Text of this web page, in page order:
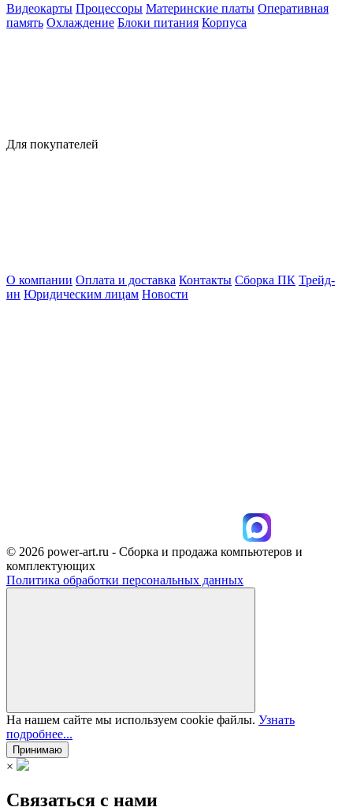
Видеокарты Процессоры Материнские платы Оперативная
память Охлаждение Блоки питания Корпуса
Для покупателей
О компании Оплата и доставка Контакты Сборка ПК Трейд-
ин Юридическим лицам Новости
© 2026 power-art.ru - Сборка и продажа компьютеров и
комплектующих
Политика обработки персональных данных
На нашем сайте мы используем cookie файлы. Узнать
подробнее...
Принимаю
×
Связаться с нами